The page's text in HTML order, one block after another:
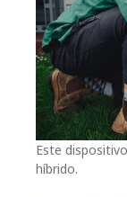
Este
híbrido.